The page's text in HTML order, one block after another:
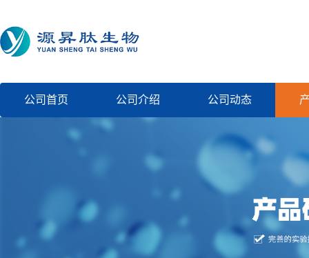
公司首页 公司介绍 公司动态